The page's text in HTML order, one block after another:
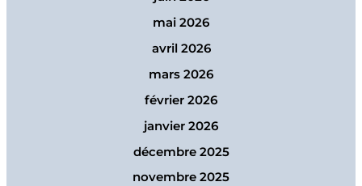
mai 2026
avril 2026
mars 2026
février 2026
janvier 2026
décembre 2025
novembre 2025